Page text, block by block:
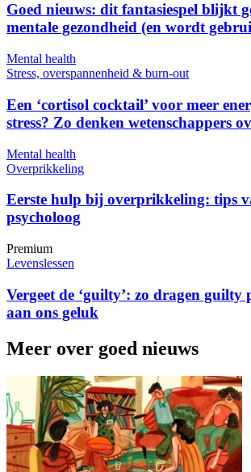
Goed nieuws: dit fantasiespel blijkt
mentale gezondheid (en wordt
Mental health
Stress, overspannenheid & burn-out
Een ‘cortisol cocktail’ voor meer
stress? Zo denken wetenschappers
Mental health
Overprikkeling
Eerste hulp bij overprikkeling: tips
psycholoog
Premium
Levenslessen
Vergeet de ‘guilty’: zo dragen guilty
aan ons geluk
Meer over goed nieuws